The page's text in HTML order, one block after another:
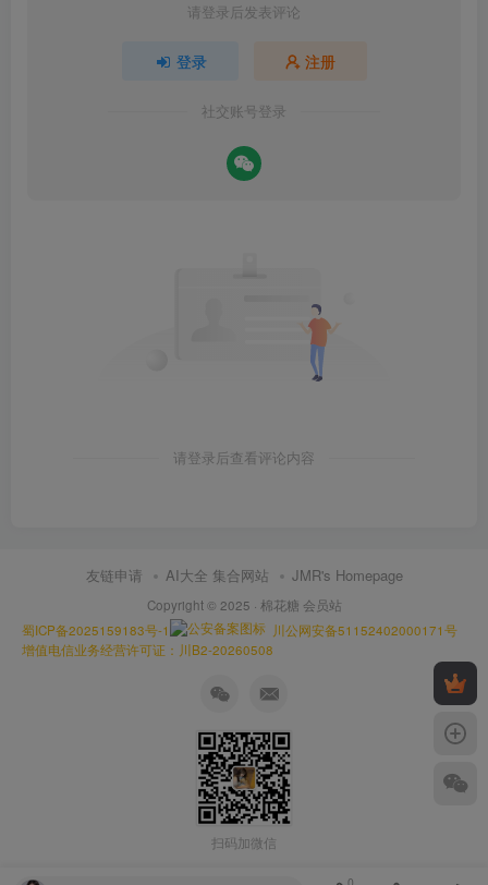
请登录后发表评论
登录 注册
社交账号登录
请登录后查看评论内容
友链申请 AI大全 集合网站 JMR's Homepage
Copyright © 2025 · 棉花糖 会员站
蜀ICP备2025159183号-1
川公网安备51152402000171号
增值电信业务经营许可证：川B2-20260508
扫码加微信